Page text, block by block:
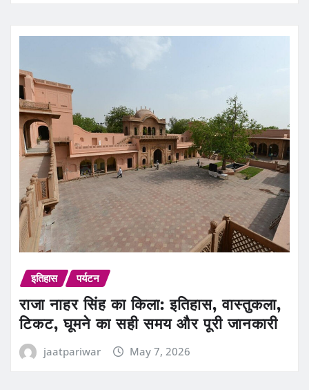
इतिहास पर्यटन
राजा नाहर सिंह का किला: इतिहास, वास्तुकला,
टिकट, घूमने का सही समय और पूरी जानकारी
jaatpariwar May 7, 2026